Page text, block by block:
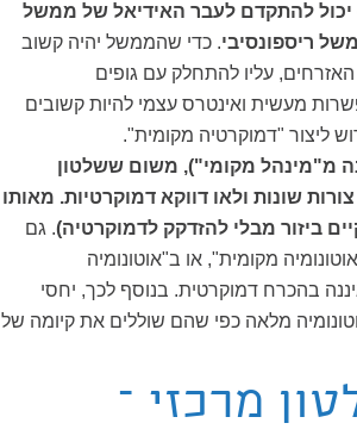
יכול להתקדם לעבר האידיאל של ממשל
ריספונסיבי. כדי שהממשל יהיה קשוב
עליו להתחלק עם גופים
מעשית ואינטרס עצמי להיות קשובים
ליצור "דמוקרטיה מקומית".
מ"מינהל מקומי"), משום ששלטון
שונות ולאו דווקא דמוקרטיות. מאותו
ביזור מבלי להזדקק לדמוקרטיה). גם
מקומית", או ב"אוטונומיה
בהכרח דמוקרטית. בנוסף לכך, יחסי
מלאה כפי שהם שוללים את קיומה של
מרכזי –